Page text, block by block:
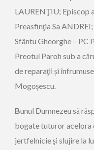
LAURENŢIU; Episcop
Preasfinţia Sa
Sfântu Gheorghe – PC
Preotul Paroh sub a
de reparaţii și
Mogoșescu.
Bunul Dumnezeu să
bogate tuturor acelora
jertfelnicie şi slujire la